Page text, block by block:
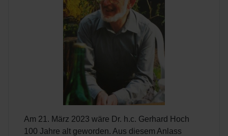
Am 21. März 2023 wäre Dr. h.c. Gerhard Hoch
100 Jahre alt geworden. Aus diesem Anlass